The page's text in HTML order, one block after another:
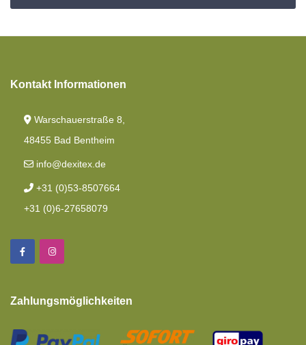
Kontakt Informationen
Warschauerstraße 8,
48455 Bad Bentheim
info@dexitex.de
+31 (0)53-8507664
+31 (0)6-27658079
Zahlungsmöglichkeiten